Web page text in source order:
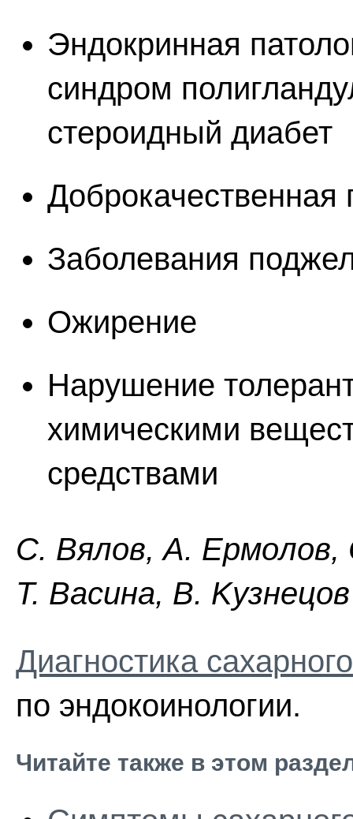
Эндокринная
синдром
стероидный диабет
Доброкачественная
Заболевания
Ожирение
Нарушение
химическими
средствами
C. Bялoв, A.
Т. Bacинa, B. Kyзнeцoв
Диагностика
по эндокоинологии.
Читайте также в этом